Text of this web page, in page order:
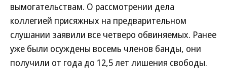
вымогательствам. О рассмотрении дела
коллегией присяжных на предварительном
слушании заявили все четверо обвиняемых. Ранее
уже были осуждены восемь членов банды, они
получили от года до 12,5 лет лишения свободы.